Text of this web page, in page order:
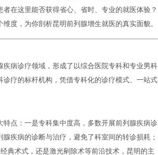
在这里能否获得省心、省时、专业的就医体验？
度，为你剖析昆明前列腺增生就医的真实面貌。
病诊疗领域，形成了以综合医院专科和专业男科
诊疗的标杆机构，凭借专科化的诊疗模式、一站式
点：一是专科集中度高，多数开展前列腺疾病诊
疾病的诊断与治疗，避免了科室间的转诊损耗；
典术式，还是激光剜除术等前沿技术，昆明的主